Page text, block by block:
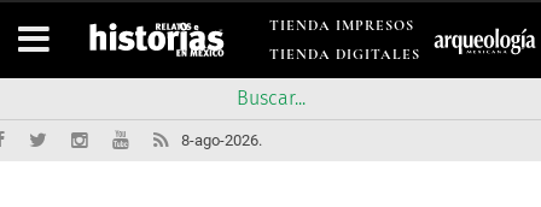
TIENDA IMPRESOS
TIENDA DIGITALES
8-ago-2026.